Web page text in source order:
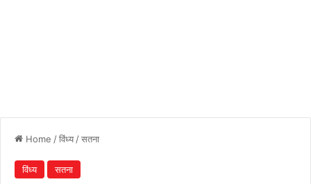
Home /विंध्य /सतना
विंध्य सतना